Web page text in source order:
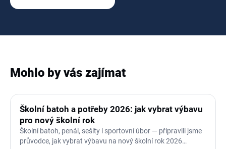
Mohlo by vás zajímat
Školní batoh a potřeby 2026: jak vybrat výbavu
pro nový školní rok
Školní batoh, penál, sešity i sportovní úbor — připravili jsme
průvodce, jak vybrat výbavu na nový školní rok 2026…